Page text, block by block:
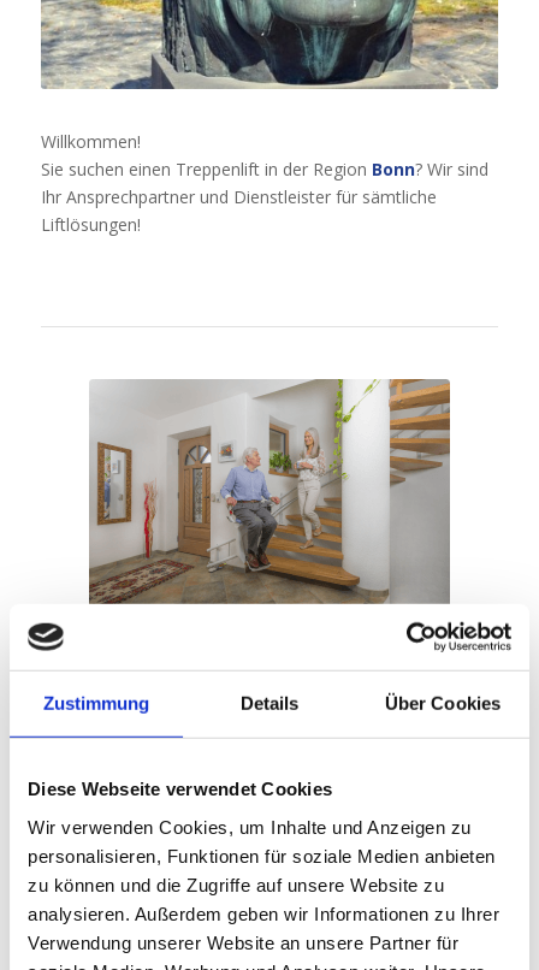
Zustimmung Details Über Cookies
Diese Webseite verwendet Cookies
Wir verwenden Cookies, um Inhalte und Anzeigen zu
personalisieren, Funktionen für soziale Medien anbieten
zu können und die Zugriffe auf unsere Website zu
analysieren. Außerdem geben wir Informationen zu Ihrer
Verwendung unserer Website an unsere Partner für
Willkommen!
Sie suchen einen Treppenlift in der Region Bonn? Wir sind
Ihr Ansprechpartner und Dienstleister für sämtliche
Liftlösungen!
Sitzlifte für kurvige Treppen
gewohnte Lebensqualität wieder zurück.